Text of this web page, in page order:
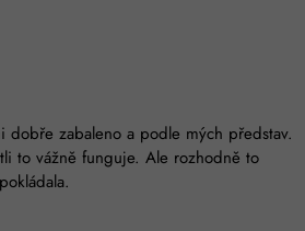
dobře zabaleno a podle mých představ.
to vážně funguje. Ale rozhodně to